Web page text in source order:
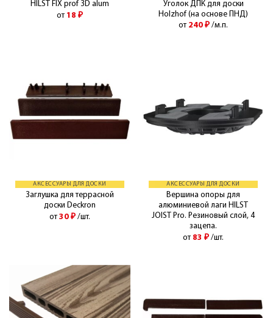
HILST FIX prof 3D alum
от 18 ₽
Уголок ДПК для доски
Holzhof (на основе ПНД)
от 240 ₽ /м.п.
АКСЕССУАРЫ ДЛЯ ДОСКИ
Заглушка для террасной
доски Deckron
от 30 ₽ /шт.
АКСЕССУАРЫ ДЛЯ ДОСКИ
Вершина опоры для
алюминиевой лаги HILST
JOIST Pro. Резиновый слой, 4
зацепа.
от 83 ₽ /шт.